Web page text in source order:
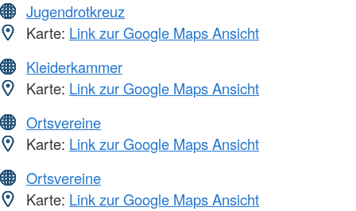
Jugendrotkreuz
Karte: Link zur Google Maps Ansicht
Kleiderkammer
Karte: Link zur Google Maps Ansicht
Ortsvereine
Karte: Link zur Google Maps Ansicht
Ortsvereine
Karte: Link zur Google Maps Ansicht